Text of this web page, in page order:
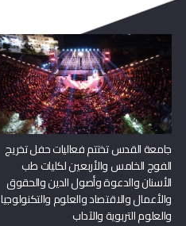
جامعة القدس تختتم فعاليات حفل تخريج
الفوج الخامس والأربعين لكليات طب
الأسنان والدعوة وأصول الدين والحقوق
والأعمال والاقتصاد والعلوم والتكنولوجيا
والعلوم التربوية والآداب